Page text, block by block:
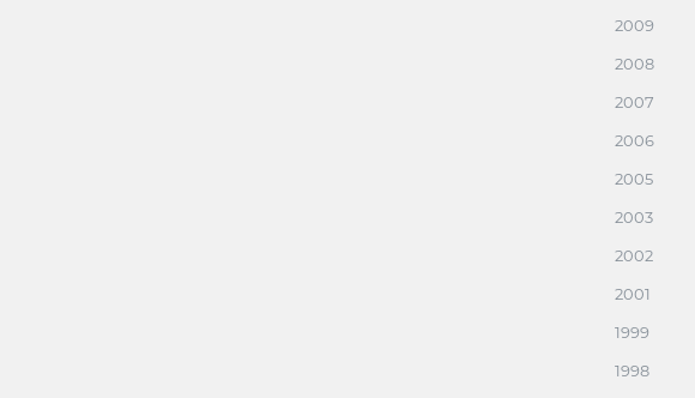
2009
2008
2007
2006
2005
2003
2002
2001
1999
1998